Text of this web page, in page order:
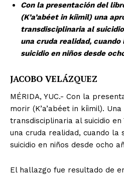
Con la presentación del
(K’a’abéet in kíimil) una
transdisciplinaria al
una cruda realidad,
suicidio en niños desde
JACOBO VELÁZQUEZ
MÉRIDA, YUC.- Con la
morir (K’a’abéet in kíimil).
transdisciplinaria al suicidio en
una cruda realidad, cuando la
suicidio en niños desde ocho
El hallazgo fue resultado de